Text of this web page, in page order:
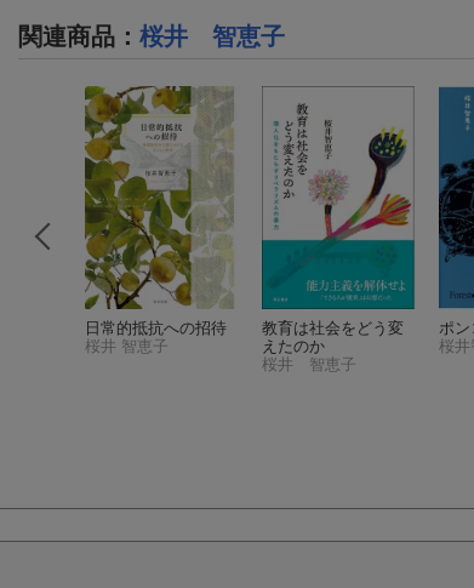
関連商品 ： 桜井 智恵子
日常的抵抗への招待
桜井 智恵子
教育は社会をどう変
えたのか
桜井 智恵子
ポン
桜井